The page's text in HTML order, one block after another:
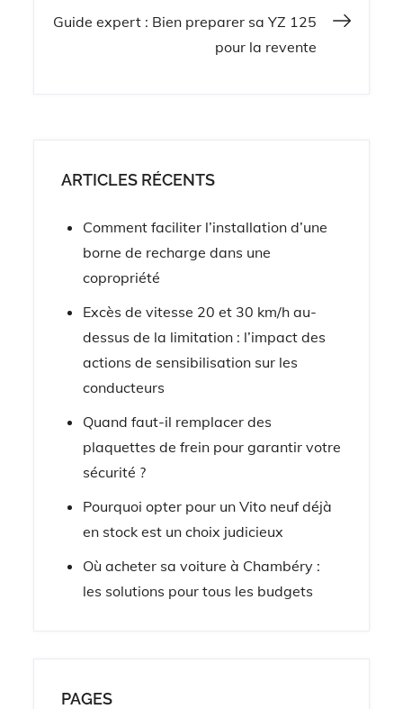
l’article
Guide expert : Bien preparer sa YZ 125
pour la revente
ARTICLES RÉCENTS
Comment faciliter l’installation d’une
borne de recharge dans une
copropriété
Excès de vitesse 20 et 30 km/h au-
dessus de la limitation : l’impact des
actions de sensibilisation sur les
conducteurs
Quand faut-il remplacer des
plaquettes de frein pour garantir votre
sécurité ?
Pourquoi opter pour un Vito neuf déjà
en stock est un choix judicieux
Où acheter sa voiture à Chambéry :
les solutions pour tous les budgets
PAGES